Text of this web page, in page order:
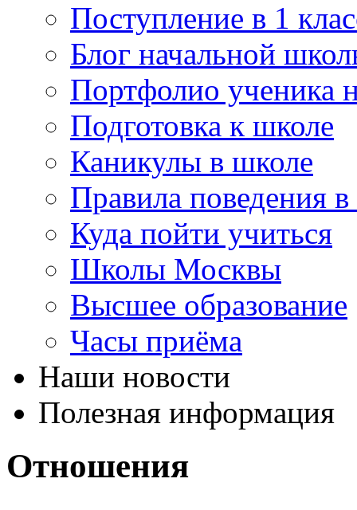
Поступление в 1
Блог начальной
Портфолио ученика
Подготовка к школе
Каникулы в школе
Правила поведения
Куда пойти учиться
Школы Москвы
Высшее образование
Часы приёма
Наши новости
Полезная информация
Отношения